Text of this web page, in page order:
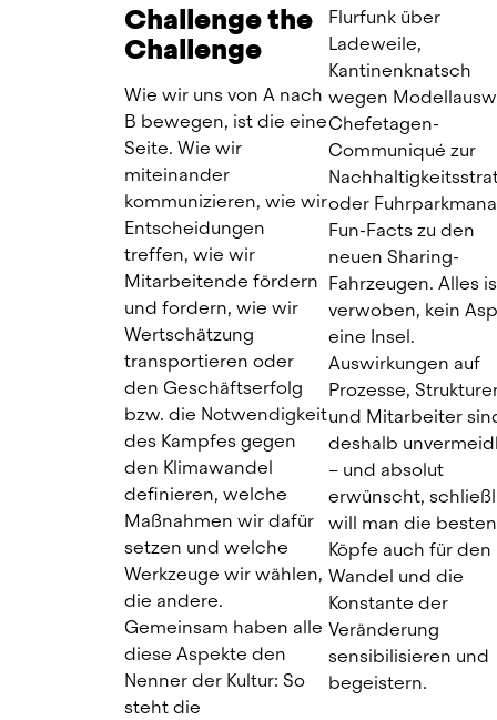
Challenge the
Challenge
Wie wir uns von A nach
B bewegen, ist die eine
Seite. Wie wir
miteinander
kommunizieren, wie wir
Entscheidungen
treffen, wie wir
Mitarbeitende fördern
und fordern, wie wir
Wertschätzung
transportieren oder
den Geschäftserfolg
bzw. die Notwendigkeit
des Kampfes gegen
den Klimawandel
definieren, welche
Maßnahmen wir dafür
setzen und welche
Werkzeuge wir wählen,
die andere.
Gemeinsam haben alle
diese Aspekte den
Nenner der Kultur: So
steht die
Flurfunk über
Ladeweile,
Kantinenknatsch
wegen
Chefetagen-
Communiqué zur
oder
Fun-Facts zu den
neuen Sharing-
Fahrzeugen. Alles
verwoben, kein
eine Insel.
Auswirkungen auf
Prozesse,
und Mitarbeiter
deshalb
– und absolut
erwünscht,
will man die besten
Köpfe auch für den
Wandel und die
Konstante der
Veränderung
sensibilisieren und
begeistern.